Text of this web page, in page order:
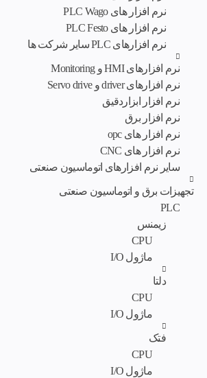
نرم افزار های PLC Wago
نرم افزار های PLC Festo
نرم افزارهای PLC سایر شرکت ها
نرم افزارهای HMI و Monitoring
نرم افزارهای driver و Servo drive
نرم افزار ابزاردقیق
نرم افزار برق
نرم افزار های opc
نرم افزار های CNC
سایر نرم افزارهای اتوماسیون صنعتی
تجهیزات برق و اتوماسیون صنعتی
PLC
زیمنس
CPU
ماژول I/O
دلتا
CPU
ماژول I/O
فتک
CPU
ماژول I/O